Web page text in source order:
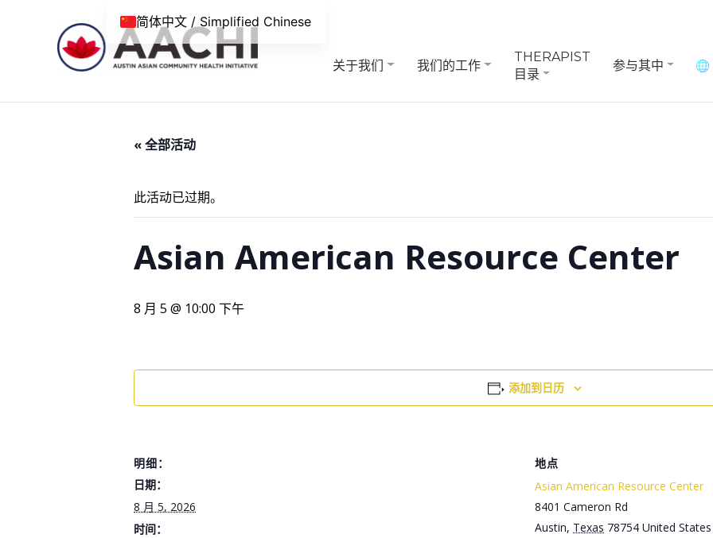
关于我们 我们的工作
THERAPIST
目录
参与其中
« 全部活动
此活动已过期。
Asian American Resource Center
8 月 5 @ 10:00 下午
添加到日历
明细：
日期：
8 月 5, 2026
时间：
地点
Asian American Resource Center
8401 Cameron Rd
Austin, Texas 78754 United States
简体中文 / Simplified Chinese